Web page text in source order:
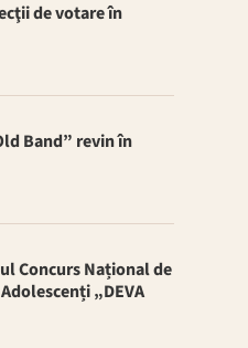
de votare în
Band” revin în
Concurs Național de
„DEVA